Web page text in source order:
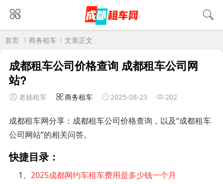
首页 商务租车 文章正文
成都租车公司价格查询 成都租车公司网
站?
老杨租车 商务租车 2025-08-23 202
成都租车网分享：成都租车公司价格查询，以及“成都租车
公司网站”的相关问答。
快捷目录：
1、2025成都网约车租车费用是多少钱一个月